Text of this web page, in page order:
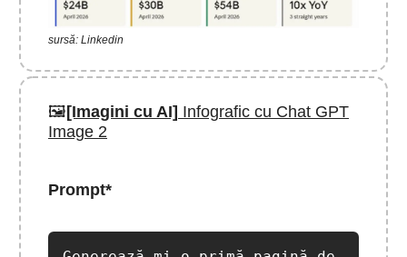
sursă: Linkedin
🖼️ [Imagini cu AI] Infografic cu Chat GPT
Image 2
Prompt*